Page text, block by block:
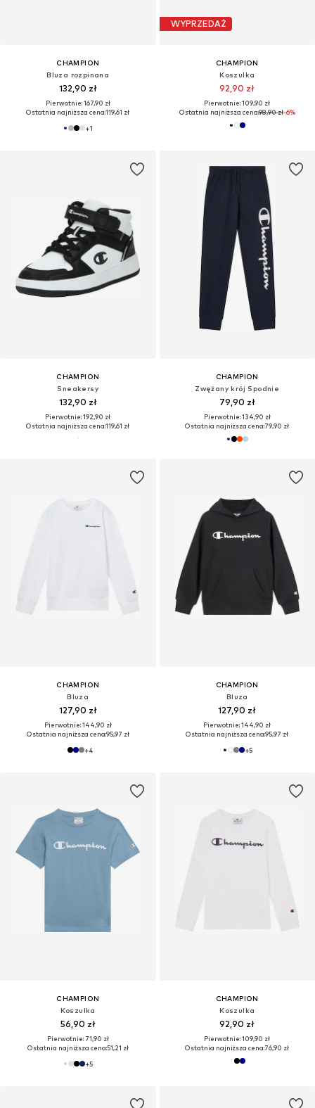
CHAMPION
Bluza rozpinana
132,90 zł
Pierwotnie: 167,90 zł
Ostatnia najniższa cena:119,61 zł
+1
WYPRZEDAŻ
CHAMPION
Koszulka
92,90 zł
Pierwotnie: 109,90 zł
Ostatnia najniższa cena:98,90 zł-6%
CHAMPION
Sneakersy
132,90 zł
Pierwotnie: 192,90 zł
Ostatnia najniższa cena:119,61 zł
CHAMPION
Zwężany krój Spodnie
79,90 zł
Pierwotnie: 134,90 zł
Ostatnia najniższa cena:79,90 zł
CHAMPION
Bluza
127,90 zł
Pierwotnie: 144,90 zł
Ostatnia najniższa cena:95,97 zł
+4
CHAMPION
Bluza
127,90 zł
Pierwotnie: 144,90 zł
Ostatnia najniższa cena:95,97 zł
+5
CHAMPION
Koszulka
56,90 zł
Pierwotnie: 71,90 zł
Ostatnia najniższa cena:51,21 zł
+5
CHAMPION
Koszulka
92,90 zł
Pierwotnie: 109,90 zł
Ostatnia najniższa cena:76,90 zł